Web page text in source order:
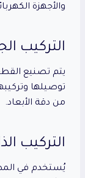
والأجهزة
التركيب
يتم تصنيع
توصيلها
من دقة الأبعاد.
التركيب
يُستخدم في